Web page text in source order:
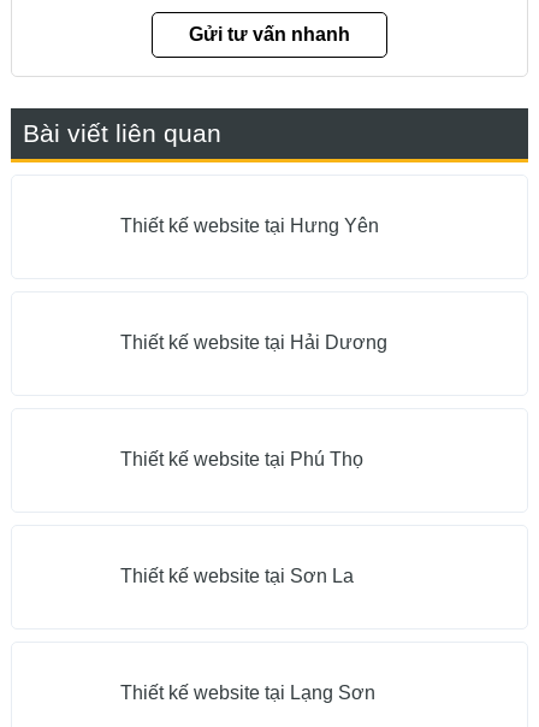
Bài viết liên quan
Thiết kế website tại Hưng Yên
Thiết kế website tại Hải Dương
Thiết kế website tại Phú Thọ
Thiết kế website tại Sơn La
Thiết kế website tại Lạng Sơn